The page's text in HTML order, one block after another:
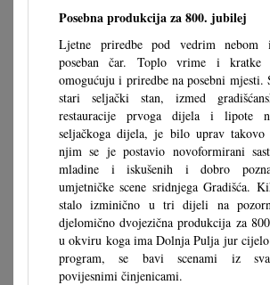
Posebna produkcija za 800. jubilej
Ljetne priredbe pod vedrim nebom
poseban čar. Toplo vrime i kratke
omogućuju i priredbe na posebni mjesti.
stari seljački stan, izmed
restauracije prvoga dijela i lipote
seljačkoga dijela, je bilo uprav takovo
njim se je postavio novoformirani
mladine i iskušenih i dobro
umjetničke scene sridnjega Gradišća.
stalo izminično u tri dijeli na
djelomično dvojezična produkcija za
u okviru koga ima Dolnja Pulja jur
program, se bavi scenami iz
povijesnimi činjenicami.